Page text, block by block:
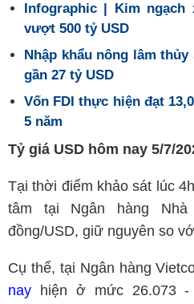
Infographic | Kim ngạch
vượt 500 tỷ USD
Nhập khẩu nông lâm
gần 27 tỷ USD
Vốn FDI thực hiện đạt
5 năm
Tỷ giá USD hôm nay 5/7/
Tại thời điểm khảo sát lúc
tâm tại Ngân hàng
đồng/USD, giữ nguyên so
Cụ thể, tại Ngân hàng
nay hiện ở mức 26.073 -